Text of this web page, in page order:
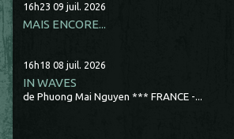
16h23 09 juil. 2026
MAIS ENCORE...
16h18 08 juil. 2026
IN WAVES
de Phuong Mai Nguyen *** FRANCE -...